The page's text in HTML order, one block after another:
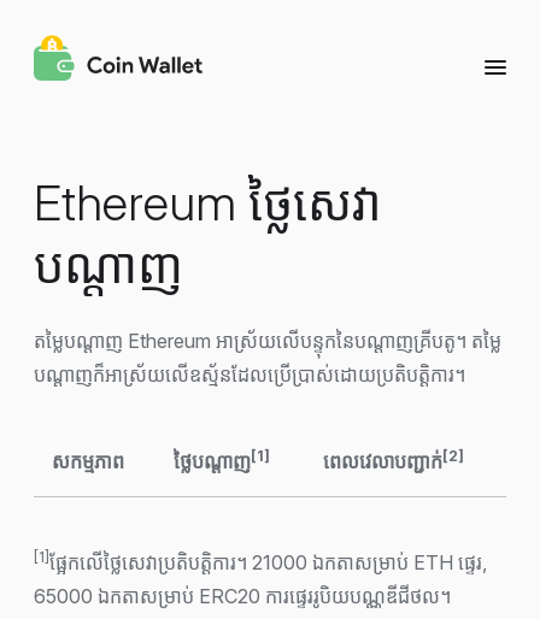
Ethereum ថ្លៃសេវា
បណ្តាញ
តម្លៃបណ្តាញ Ethereum អាស្រ័យលើបន្ទុកនៃបណ្តាញគ្រីបតូ។ តម្លៃ
បណ្តាញក៏អាស្រ័យលើឧស្ម័នដែលប្រើប្រាស់ដោយប្រតិបត្តិការ។
សកម្មភាព ថ្លៃបណ្តាញ[1] ពេលវេលាបញ្ជាក់[2]
[1] ផ្អែកលើថ្លៃសេវាប្រតិបត្តិការ។ 21000 ឯកតាសម្រាប់ ETH ផ្ទេរ,
65000 ឯកតាសម្រាប់ ERC20 ការផ្ទេររូបិយបណ្ណឌីជីថល។